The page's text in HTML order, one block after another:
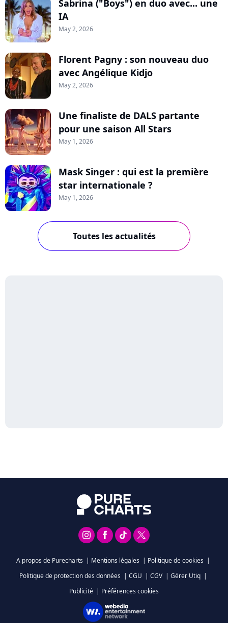
Sabrina ("Boys") en duo avec... une
IA
May 2, 2026
Florent Pagny : son nouveau duo
avec Angélique Kidjo
May 2, 2026
Une finaliste de DALS partante
pour une saison All Stars
May 1, 2026
Mask Singer : qui est la première
star internationale ?
May 1, 2026
Toutes les actualités
A propos de Purecharts | Mentions légales | Politique de cookies |
Politique de protection des données | CGU | CGV | Gérer Utiq |
Publicité | Préférences cookies